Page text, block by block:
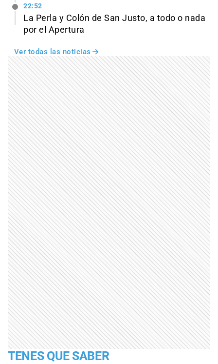
22:52
La Perla y Colón de San Justo, a todo o nada
por el Apertura
Ver todas las noticias
TENES QUE SABER